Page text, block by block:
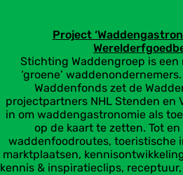
Project
Stichting Waddengroep is een
‘groene’
Waddenfonds zet de
projectpartners NHL Stenden en
in om waddengastronomie als
op de kaart te zetten. Tot
waddenfoodroutes, toeristische
marktplaatsen,
kennis & inspiratieclips,